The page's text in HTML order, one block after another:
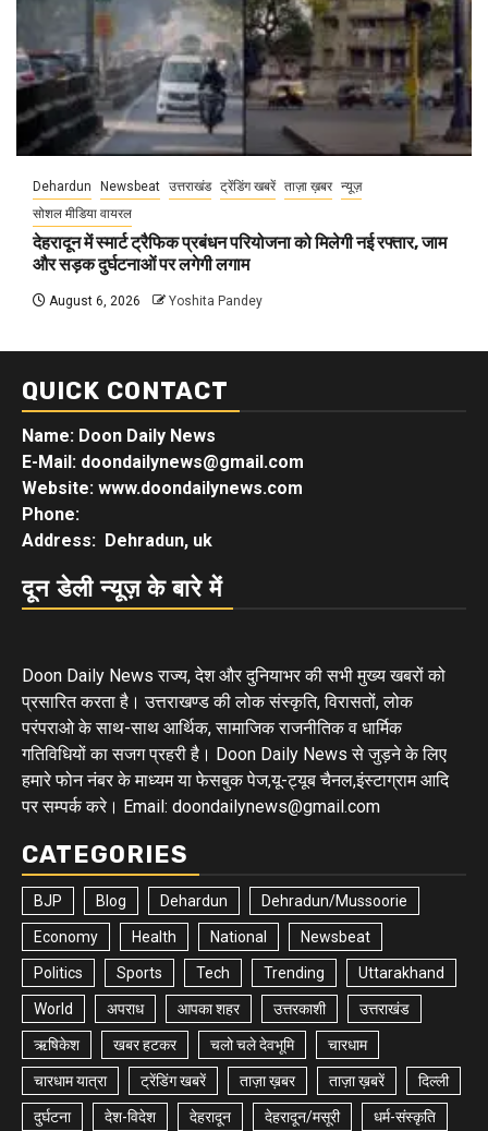
Dehardun Newsbeat उत्तराखंड ट्रेंडिंग खबरें ताज़ा ख़बर न्यूज़
सोशल मीडिया वायरल
देहरादून में स्मार्ट ट्रैफिक प्रबंधन परियोजना को मिलेगी नई रफ्तार, जाम
और सड़क दुर्घटनाओं पर लगेगी लगाम
August 6, 2026 Yoshita Pandey
QUICK CONTACT
Name: Doon Daily News
E-Mail: doondailynews@gmail.com
Website: www.doondailynews.com
Phone:
Address: Dehradun, uk
दून डेली न्यूज़ के बारे में
Doon Daily News राज्य, देश और दुनियाभर की सभी मुख्य खबरों को
प्रसारित करता है। उत्तराखण्ड की लोक संस्कृति, विरासतों, लोक
परंपराओ के साथ-साथ आर्थिक, सामाजिक राजनीतिक व धार्मिक
गतिविधियों का सजग प्रहरी है। Doon Daily News से जुड़ने के लिए
हमारे फोन नंबर के माध्यम या फेसबुक पेज,यू-ट्यूब चैनल,इंस्टाग्राम आदि
पर सम्पर्क करे। Email: doondailynews@gmail.com
CATEGORIES
BJP Blog Dehardun Dehradun/Mussoorie
Economy Health National Newsbeat
Politics Sports Tech Trending Uttarakhand
World अपराध आपका शहर उत्तरकाशी उत्तराखंड
ऋषिकेश खबर हटकर चलो चले देवभूमि चारधाम
चारधाम यात्रा ट्रेंडिंग खबरें ताज़ा ख़बर ताज़ा ख़बरें दिल्ली
दुर्घटना देश-विदेश देहरादून देहरादून/मसूरी धर्म-संस्कृति